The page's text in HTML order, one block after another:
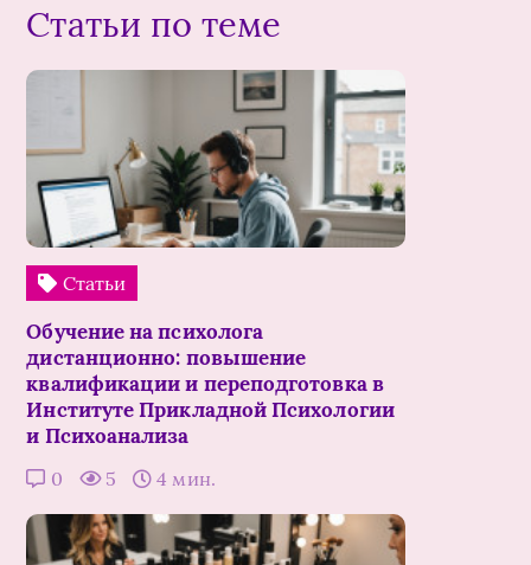
Статьи по теме
Статьи
Обучение на психолога
дистанционно: повышение
квалификации и переподготовка в
Институте Прикладной Психологии
и Психоанализа
0 5 4 мин.